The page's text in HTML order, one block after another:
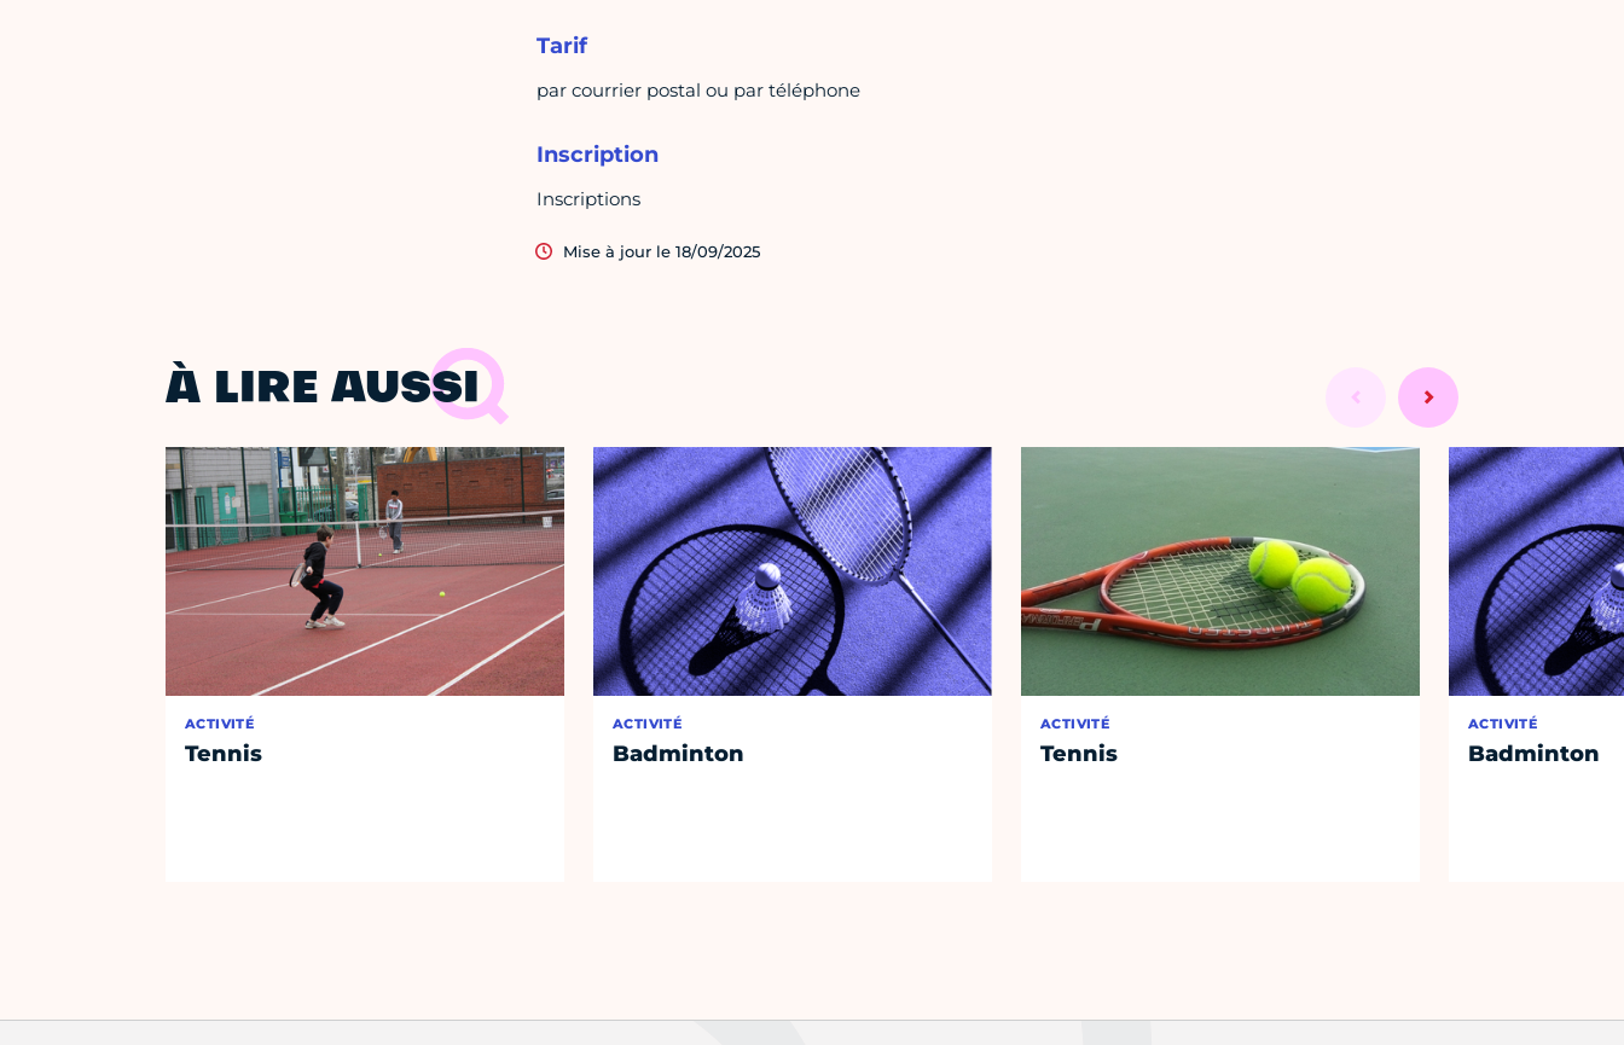
Tarif
par courrier postal ou par téléphone
Inscription
Inscriptions
Mise à jour le 18/09/2025
À LIRE AUSSI
ACTIVITÉ
Tennis
ACTIVITÉ
Badminton
ACTIVITÉ
Tennis
ACTIVITÉ
Badminton